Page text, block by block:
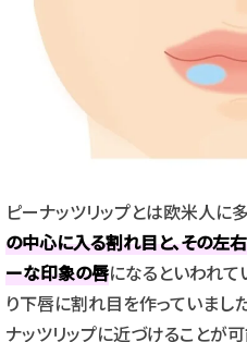
ピーナッツリップとは欧米人に
の中心に入る割れ目と、その左
ーな印象の唇になるといわれて
り下唇に割れ目を作っていまし
ナッツリップに近づけることが可